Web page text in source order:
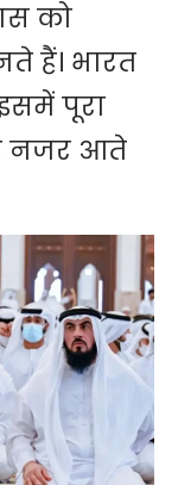
को
हैं। भारत
पूरा
नजर आते